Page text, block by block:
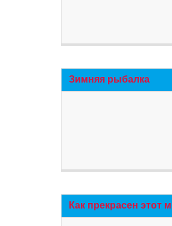
Зимняя рыбалка
Как прекрасен этот